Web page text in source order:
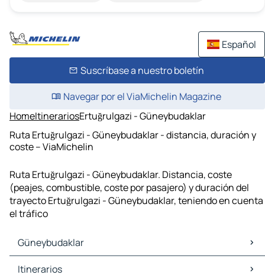
Español
Suscríbase a nuestro boletín
Navegar por el ViaMichelin Magazine
HomeItinerariosErtuğrulgazi - Güneybudaklar
Ruta Ertuğrulgazi - Güneybudaklar - distancia, duración y
coste – ViaMichelin
Ruta Ertuğrulgazi - Güneybudaklar. Distancia, coste
(peajes, combustible, coste por pasajero) y duración del
trayecto Ertuğrulgazi - Güneybudaklar, teniendo en cuenta
el tráfico
Güneybudaklar
Güneybudaklar Mapas Planos
Itinerarios